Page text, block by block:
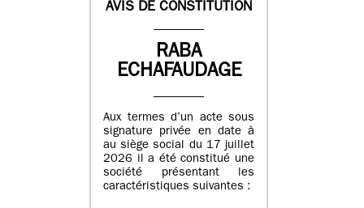
AVIS DE CONSTITUTION
RABA
ECHAFAUDAGE
Aux termes d’un acte sous
signature privée en date à
au siège social du 17 juillet
2026 il a été constitué une
société présentant les
caractéristiques suivantes :